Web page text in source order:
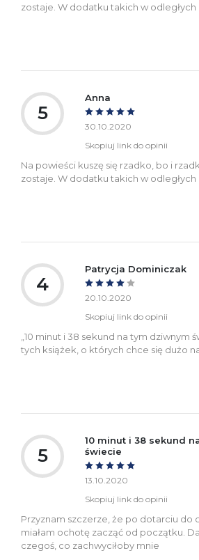
zostaje. W dodatku takich w odległych
5
Anna
30.10.2020
Skopiuj link do opinii
Na powieści kuszę się rzadko, bo i
zostaje. W dodatku takich w odległych
4
Patrycja Dominiczak
20.10.2020
Skopiuj link do opinii
„10 minut i 38 sekund na tym dziwnym
tych książek, o których chce się dużo
5
10 minut i 38 sekund
świecie
13.10.2020
Skopiuj link do opinii
Przyznam szczerze, że po dotarciu do
miałam ochotę zacząć od początku.
czegoś, co zachwyciłoby mnie